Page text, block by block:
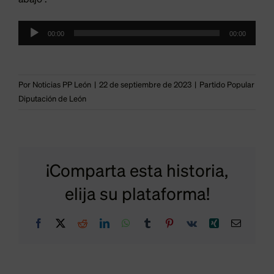
Reproductor
de
00:00 00:00
Por Noticias PP León 22 de septiembre de 2023
Partido Popular
Diputación de León
¡Comparta esta historia,
elija su plataforma!
Facebook
X RedditLinkedInWhatsApp
Tumblr Pinterest
Vk Xing Correo
El
PP
la
activos
pasivos
El
PP
una